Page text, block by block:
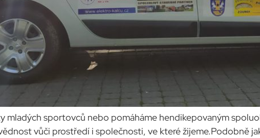
sportovců nebo pomáháme hendikepovaným
vůči prostředí i společnosti, ve které žijeme.Podobně